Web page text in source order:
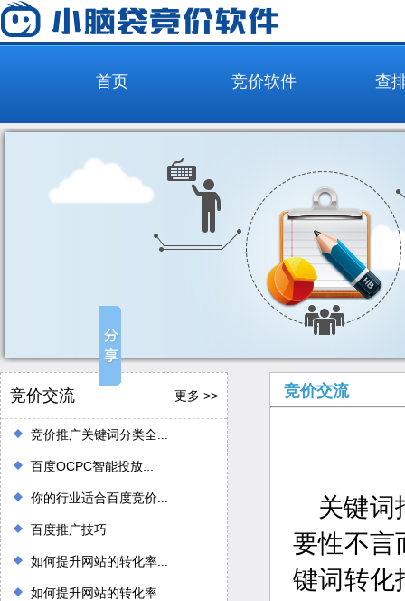
首页 竞价软件 查
竞价交流 更多 >>
竞价推广关键词分类全...
百度OCPC智能投放...
你的行业适合百度竞价...
百度推广技巧
如何提升网站的转化率...
如何提升网站的转化率
竞价交流
关键词
要性不言
键词转化